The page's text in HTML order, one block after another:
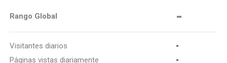
Rango Global -
Visitantes diarios
-
Páginas vistas diariamente
-